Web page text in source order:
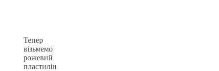
Тепер
візьмемо
рожевий
пластилін